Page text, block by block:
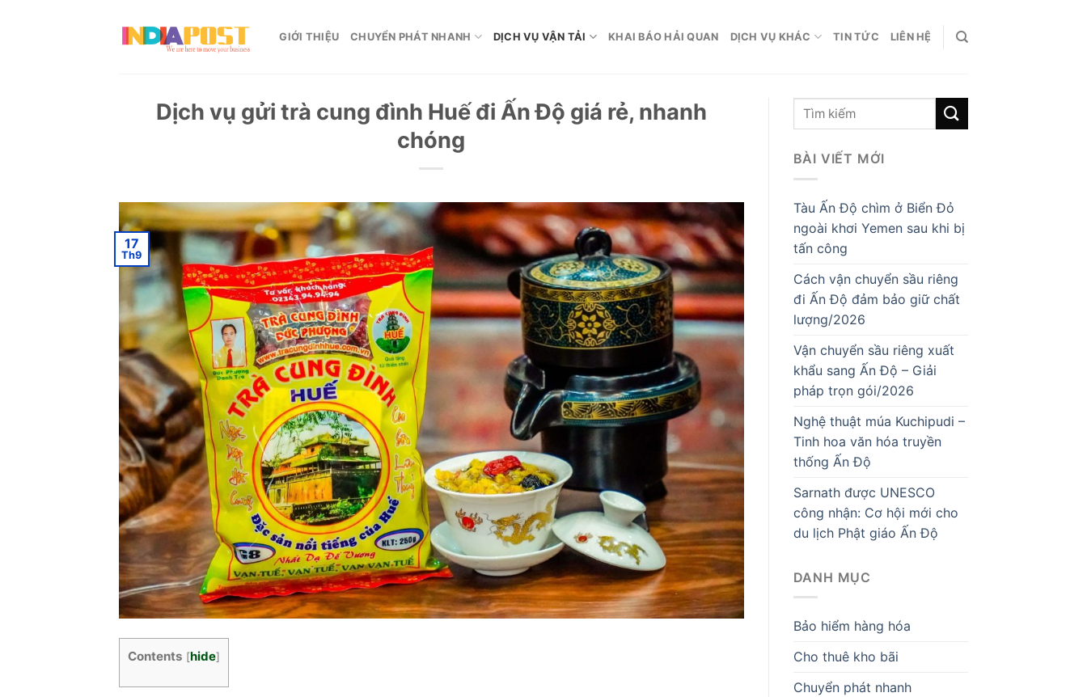
GIỚI THIỆU CHUYỂN PHÁT NHANH DỊCH VỤ VẬN TẢI KHAI BÁO HẢI QUAN DỊCH VỤ KHÁC TIN TỨC LIÊN HỆ
Dịch vụ gửi trà cung đình Huế đi Ấn Độ giá rẻ, nhanh
chóng
17
Th9
Contents [hide]
BÀI VIẾT MỚI
Tàu Ấn Độ chìm ở Biển Đỏ
ngoài khơi Yemen sau khi bị
tấn công
Cách vận chuyển sầu riêng
đi Ấn Độ đảm bảo giữ chất
lượng/2026
Vận chuyển sầu riêng xuất
khẩu sang Ấn Độ – Giải
pháp trọn gói/2026
Nghệ thuật múa Kuchipudi –
Tinh hoa văn hóa truyền
thống Ấn Độ
Sarnath được UNESCO
công nhận: Cơ hội mới cho
du lịch Phật giáo Ấn Độ
DANH MỤC
Bảo hiểm hàng hóa
Cho thuê kho bãi
Chuyển phát nhanh